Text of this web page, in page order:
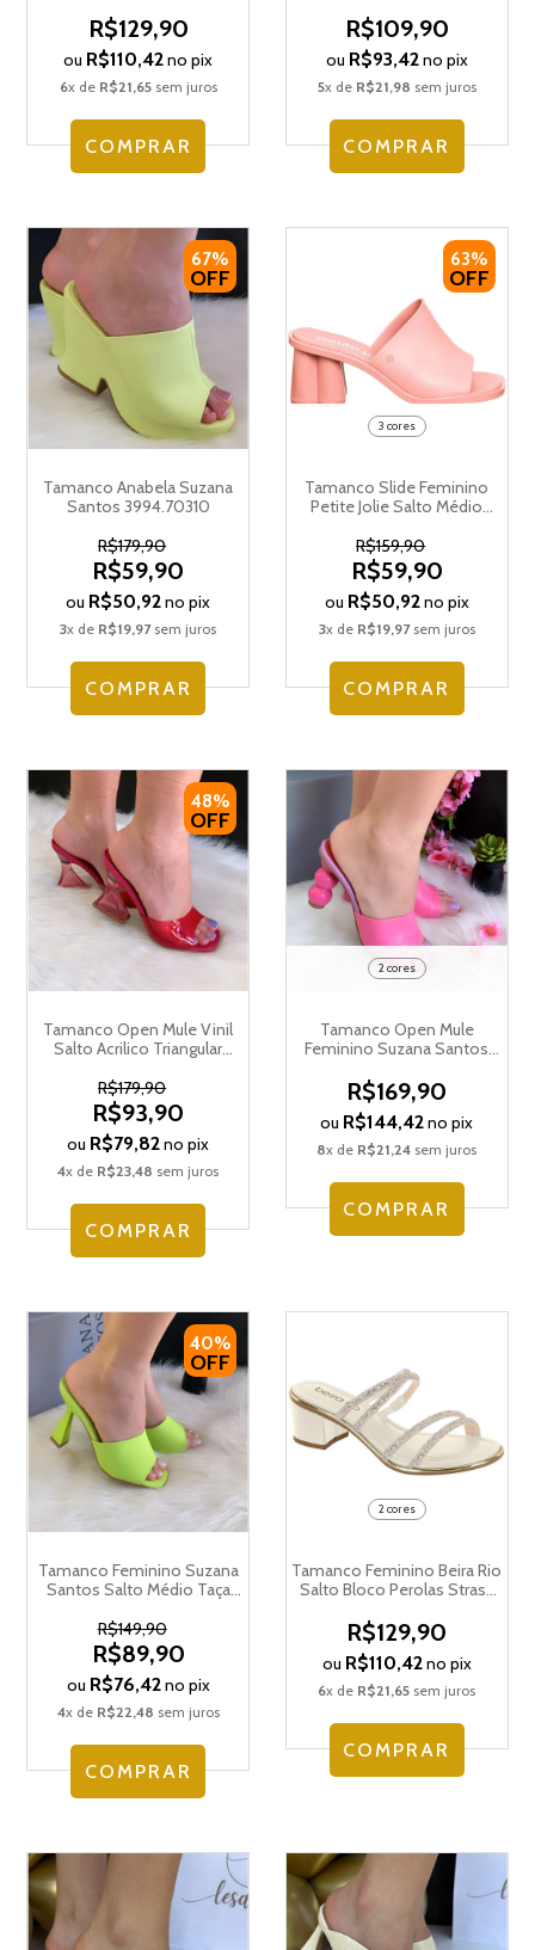
R$129,90
ou R$110,42no pix
6x de R$21,65sem juros
COMPRAR
R$109,90
ou R$93,42no pix
5x de R$21,98 sem juros
COMPRAR
67%
OFF
Tamanco Anabela Suzana
Santos 3994.70310
R$179,90
R$59,90
ou R$50,92no pix
3x de R$19,97sem juros
COMPRAR
63%
OFF
3 cores
Tamanco Slide Feminino
Petite Jolie Salto Médio
R$159,90
R$59,90
ou R$50,92no pix
3x de R$19,97sem juros
COMPRAR
48%
OFF
Tamanco Open Mule Vinil
Salto Acrilico Triangular
R$179,90
R$93,90
ou R$79,82no pix
4x de R$23,48 sem juros
COMPRAR
2 cores
Tamanco Open Mule
Feminino Suzana Santos
R$169,90
ou R$144,42no pix
8x de R$21,24 sem juros
COMPRAR
40%
OFF
Tamanco Feminino Suzana
Santos Salto Médio Taça
R$149,90
R$89,90
ou R$76,42no pix
4x de R$22,48 sem juros
COMPRAR
2 cores
Tamanco Feminino Beira Rio
Salto Bloco Perolas Strass
R$129,90
ou R$110,42no pix
6x de R$21,65 sem juros
COMPRAR